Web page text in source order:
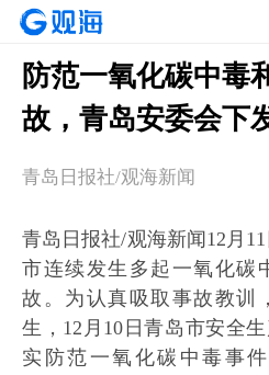
防范一氧化碳中毒
故，青岛安委会下
青岛日报社/观海新闻
青岛日报社/观海新闻12月
市连续发生多起一氧化碳
故。为认真吸取事故教训
生，12月10日青岛市安全
实防范一氧化碳中毒事